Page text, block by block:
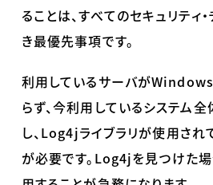
ることは、すべてのセキュリティ
き最優先事項です。
利用しているサーバがWindows
らず、今利用しているシステム全
し、 Log4jライブラリが使用され
が必要です。 Log4jを見つけた